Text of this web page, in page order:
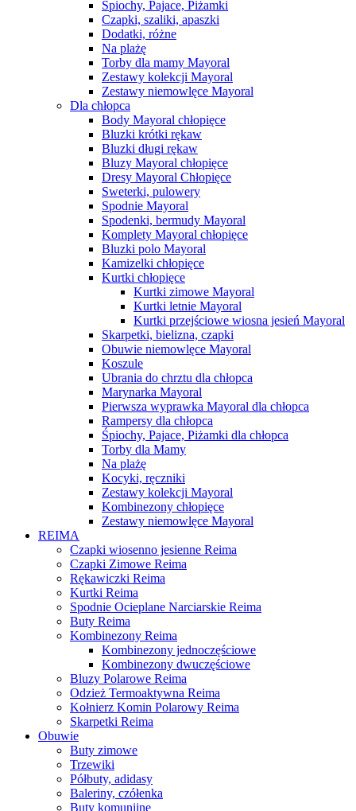
Śpiochy, Pajace, Piżamki
Czapki, szaliki, apaszki
Dodatki, różne
Na plażę
Torby dla mamy Mayoral
Zestawy kolekcji Mayoral
Zestawy niemowlęce Mayoral
Dla chłopca
Body Mayoral chłopięce
Bluzki krótki rękaw
Bluzki długi rękaw
Bluzy Mayoral chłopięce
Dresy Mayoral Chłopięce
Sweterki, pulowery
Spodnie Mayoral
Spodenki, bermudy Mayoral
Komplety Mayoral chłopięce
Bluzki polo Mayoral
Kamizelki chłopięce
Kurtki chłopięce
Kurtki zimowe Mayoral
Kurtki letnie Mayoral
Kurtki przejściowe wiosna jesień Mayoral
Skarpetki, bielizna, czapki
Obuwie niemowlęce Mayoral
Koszule
Ubrania do chrztu dla chłopca
Marynarka Mayoral
Pierwsza wyprawka Mayoral dla chłopca
Rampersy dla chłopca
Śpiochy, Pajace, Piżamki dla chłopca
Torby dla Mamy
Na plażę
Kocyki, ręczniki
Zestawy kolekcji Mayoral
Kombinezony chłopięce
Zestawy niemowlęce Mayoral
REIMA
Czapki wiosenno jesienne Reima
Czapki Zimowe Reima
Rękawiczki Reima
Kurtki Reima
Spodnie Ocieplane Narciarskie Reima
Buty Reima
Kombinezony Reima
Kombinezony jednoczęściowe
Kombinezony dwuczęściowe
Bluzy Polarowe Reima
Odzież Termoaktywna Reima
Kołnierz Komin Polarowy Reima
Skarpetki Reima
Obuwie
Buty zimowe
Trzewiki
Półbuty, adidasy
Baleriny, czółenka
Buty komunijne